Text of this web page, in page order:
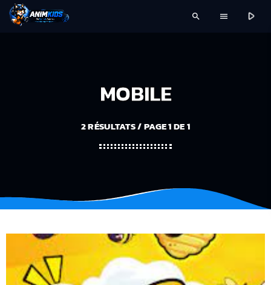
search menu play_arrow
MOBILE
2 RÉSULTATS / PAGE 1 DE 1